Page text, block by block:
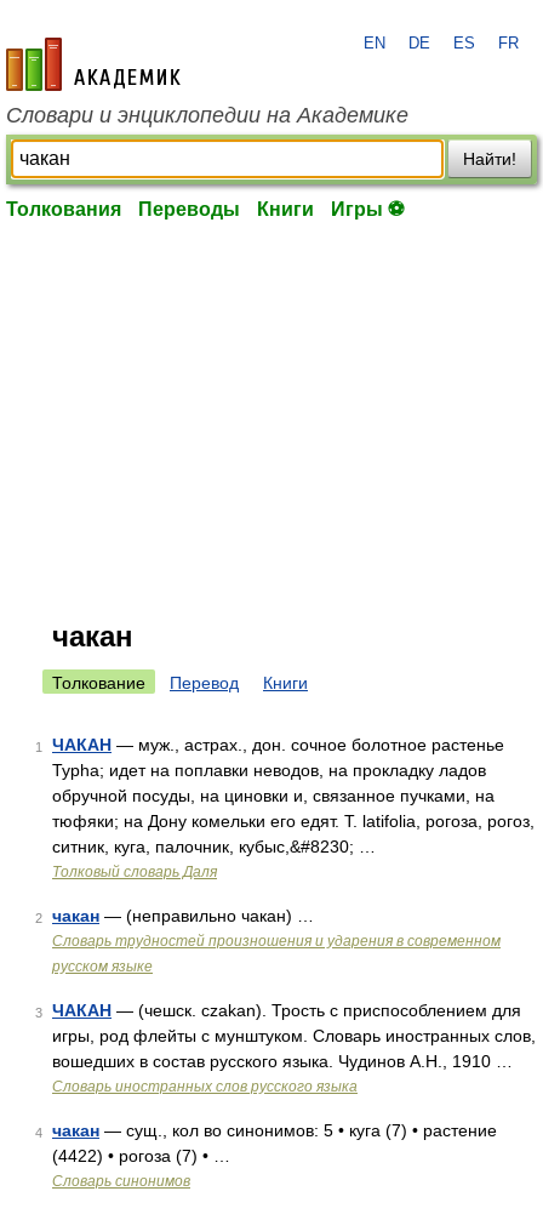
academic.ru
EN DE ES FR
Словари и энциклопедии на Академике
Найти!
Толкования Переводы Книги Игры ⚽
чакан
Толкование Перевод Книги
1 ЧАКАН — муж., астрах., дон. сочное болотное растенье
Typha; идет на поплавки неводов, на прокладку ладов
обручной посуды, на циновки и, связанное пучками, на
тюфяки; на Дону комельки его едят. T. latifolia, рогоза, рогоз,
ситник, куга, палочник, кубыс,&#8230; …
Толковый словарь Даля
2 чакан — (неправильно чакан) …
Словарь трудностей произношения и ударения в современном
русском языке
3 ЧАКАН — (чешск. czakan). Трость с приспособлением для
игры, род флейты с мунштуком. Словарь иностранных слов,
вошедших в состав русского языка. Чудинов А.Н., 1910 …
Словарь иностранных слов русского языка
4 чакан — сущ., кол во синонимов: 5 • куга (7) • растение
(4422) • рогоза (7) • …
Словарь синонимов